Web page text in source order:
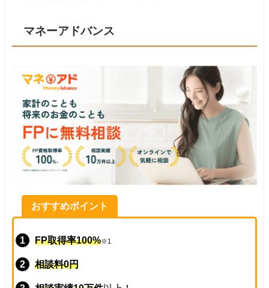
マネーアドバンス
おすすめポイント
FP取得率100%※1
相談料0円